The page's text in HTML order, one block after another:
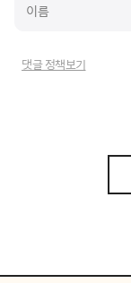
댓글 정책보기